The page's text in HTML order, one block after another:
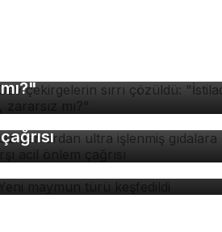
mı?"
Uzmanlardan ultra işlenmiş
gıdalara karşı acil önlem
çağrısı
Yeni maymun türü keşfedildi